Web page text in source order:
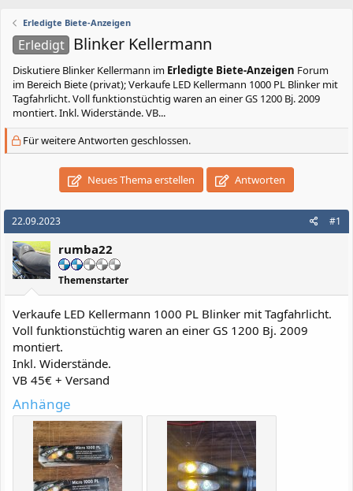
Erledigte Biete-Anzeigen
Erledigt Blinker Kellermann
Diskutiere Blinker Kellermann im Erledigte Biete-Anzeigen Forum
im Bereich Biete (privat); Verkaufe LED Kellermann 1000 PL Blinker mit
Tagfahrlicht. Voll funktionstüchtig waren an einer GS 1200 Bj. 2009
montiert. Inkl. Widerstände. VB...
Für weitere Antworten geschlossen.
Neues Thema erstellen Antworten
22.09.2023 #1
rumba22
Themenstarter
Verkaufe LED Kellermann 1000 PL Blinker mit Tagfahrlicht.
Voll funktionstüchtig waren an einer GS 1200 Bj. 2009
montiert.
Inkl. Widerstände.
VB 45€ + Versand
Anhänge